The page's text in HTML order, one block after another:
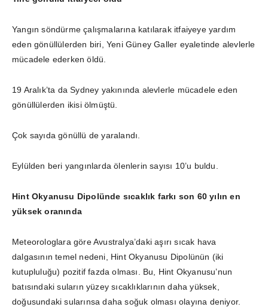
Yangın söndürme çalışmalarına katılarak itfaiyeye yardım
eden gönüllülerden biri, Yeni Güney Galler eyaletinde alevlerle
mücadele ederken öldü.
19 Aralık’ta da Sydney yakınında alevlerle mücadele eden
gönüllülerden ikisi ölmüştü.
Çok sayıda gönüllü de yaralandı.
Eylülden beri yangınlarda ölenlerin sayısı 10’u buldu.
Hint Okyanusu Dipolünde sıcaklık farkı son 60 yılın en
yüksek oranında
Meteorologlara göre Avustralya’daki aşırı sıcak hava
dalgasının temel nedeni, Hint Okyanusu Dipolünün (iki
kutupluluğu) pozitif fazda olması. Bu, Hint Okyanusu’nun
batısındaki suların yüzey sıcaklıklarının daha yüksek,
doğusundaki sularınsa daha soğuk olması olayına deniyor.